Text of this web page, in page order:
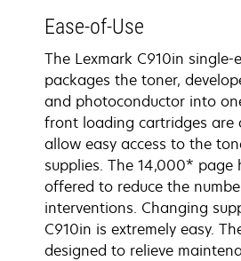
Ease-of-Use
The Lexmark C910in
packages the toner,
and photoconductor into
front loading cartridges are
allow easy access to the
supplies. The 14,000* page
offered to reduce the
interventions. Changing
C910in is extremely easy.
designed to relieve